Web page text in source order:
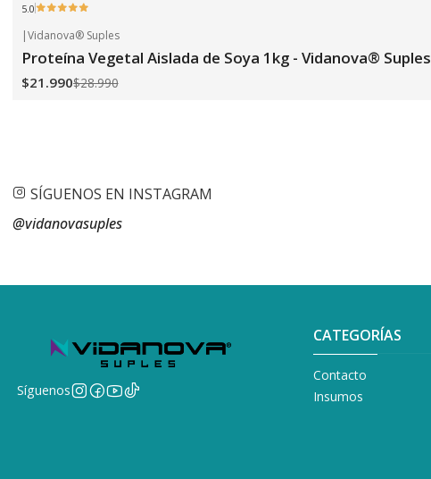
5.0
-24% OFF
|Vidanova® Suples
Proteína Vegetal Aislada de Soya 1kg - Vidanova® Suples
$21.990$28.990
SÍGUENOS EN INSTAGRAM
@vidanovasuples
Síguenos
CATEGORÍAS
Contacto
Insumos